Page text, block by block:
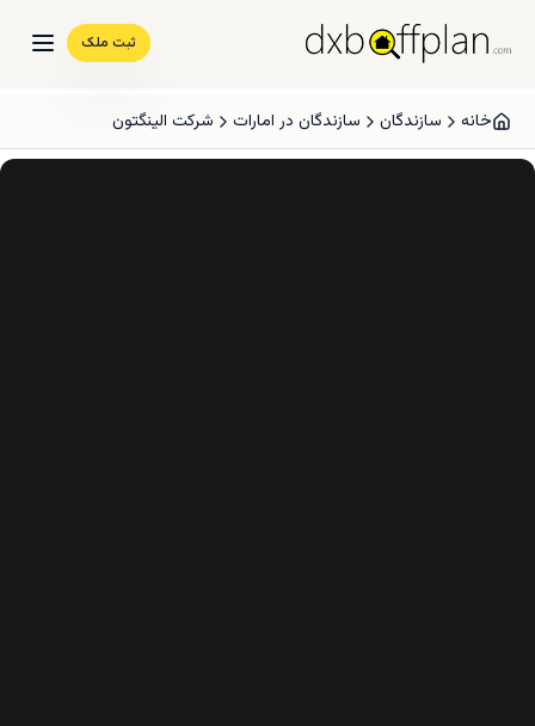
ثبت ملک
خانه سازندگان سازندگان در امارات شرکت الینگتون